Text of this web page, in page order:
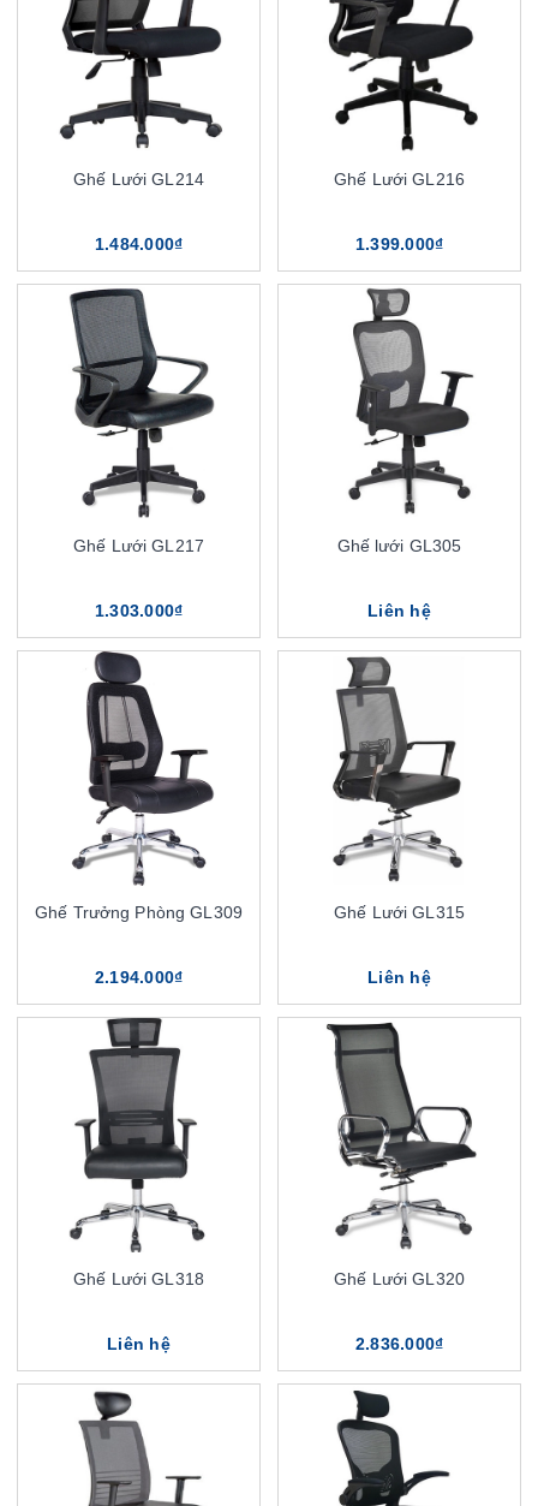
Ghế Lưới GL214
1.484.000₫
Ghế Lưới GL216
1.399.000₫
Ghế Lưới GL217
1.303.000₫
Ghế lưới GL305
Liên hệ
Ghế Trưởng Phòng GL309
2.194.000₫
Ghế Lưới GL315
Liên hệ
Ghế Lưới GL318
Liên hệ
Ghế Lưới GL320
2.836.000₫